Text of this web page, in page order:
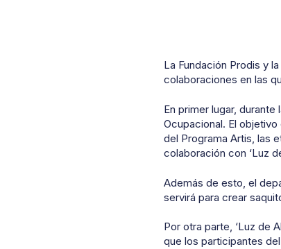
La Fundación Prodis y
colaboraciones en las
En primer lugar,
Ocupacional. El
del Programa Artis, las
colaboración con ‘Luz
Además de esto, el
servirá para crear
Por otra parte, ‘Luz de
que los participantes